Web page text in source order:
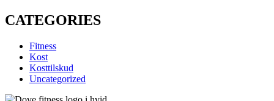
CATEGORIES
Fitness
Kost
Kosttilskud
Uncategorized